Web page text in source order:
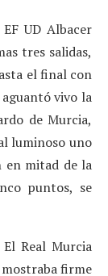
UD Albacer
tres salidas,
el final con
vivo la
de Murcia,
luminoso uno
en mitad de la
puntos, se
Real Murcia
firme